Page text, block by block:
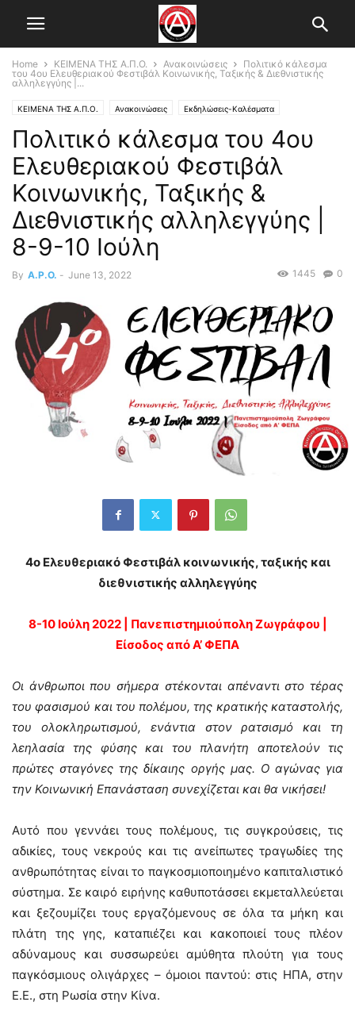
Home ΚΕΙΜΕΝΑ ΤΗΣ Α.Π.Ο. Ανακοινώσεις
Πολιτικό κάλεσμα
του 4ου Ελευθεριακού Φεστιβάλ Κοινωνικής, Ταξικής & Διεθνιστικής
αλληλεγγύης |...
ΚΕΙΜΕΝΑ ΤΗΣ Α.Π.Ο. Ανακοινώσεις Εκδηλώσεις-Καλέσματα
Κεντρικό Άρθρο
Πολιτικό κάλεσμα του 4ου
Ελευθεριακού Φεστιβάλ
Κοινωνικής, Ταξικής &
Διεθνιστικής αλληλεγγύης |
8-9-10 Ιούλη
By A.P.O. - June 13, 2022 0
1445
4ο Ελευθεριακό Φεστιβάλ κοινωνικής, ταξικής και
διεθνιστικής αλληλεγγύης
8-10 Ιούλη 2022 | Πανεπιστημιούπολη Ζωγράφου |
Είσοδος από Α’ ΦΕΠΑ
Οι άνθρωποι που σήμερα στέκονται απέναντι στο τέρας
του φασισμού και του πολέμου, της κρατικής καταστολής,
του ολοκληρωτισμού, ενάντια στον ρατσισμό και τη
λεηλασία της φύσης και του πλανήτη αποτελούν τις
πρώτες σταγόνες της δίκαιης οργής μας. Ο αγώνας για
την Κοινωνική Επανάσταση συνεχίζεται και θα νικήσει!
Αυτό που γεννάει τους πολέμους, τις συγκρούσεις, τις
αδικίες, τους νεκρούς και τις ανείπωτες τραγωδίες της
ανθρωπότητας είναι το παγκοσμιοποιημένο καπιταλιστικό
σύστημα. Σε καιρό ειρήνης καθυποτάσσει εκμεταλλεύεται
και ξεζουμίζει τους εργαζόμενους σε όλα τα μήκη και
πλάτη της γης, καταπιέζει και κακοποιεί τους πλέον
αδύναμους και συσσωρεύει αμύθητα πλούτη για τους
παγκόσμιους ολιγάρχες – όμοιοι παντού: στις ΗΠΑ, στην
Ε.Ε., στη Ρωσία στην Κίνα.